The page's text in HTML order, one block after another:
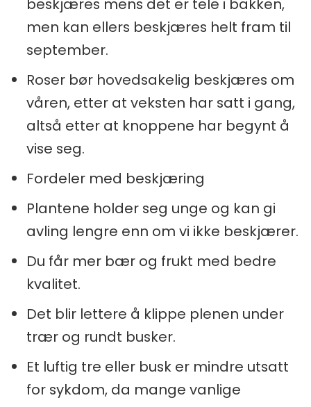
beskjæres mens det er tele i bakken,
men kan ellers beskjæres helt fram til
september.
Roser bør hovedsakelig beskjæres om
våren, etter at veksten har satt i gang,
altså etter at knoppene har begynt å
vise seg.
Fordeler med beskjæring
Plantene holder seg unge og kan gi
avling lengre enn om vi ikke beskjærer.
Du får mer bær og frukt med bedre
kvalitet.
Det blir lettere å klippe plenen under
trær og rundt busker.
Et luftig tre eller busk er mindre utsatt
for sykdom, da mange vanlige